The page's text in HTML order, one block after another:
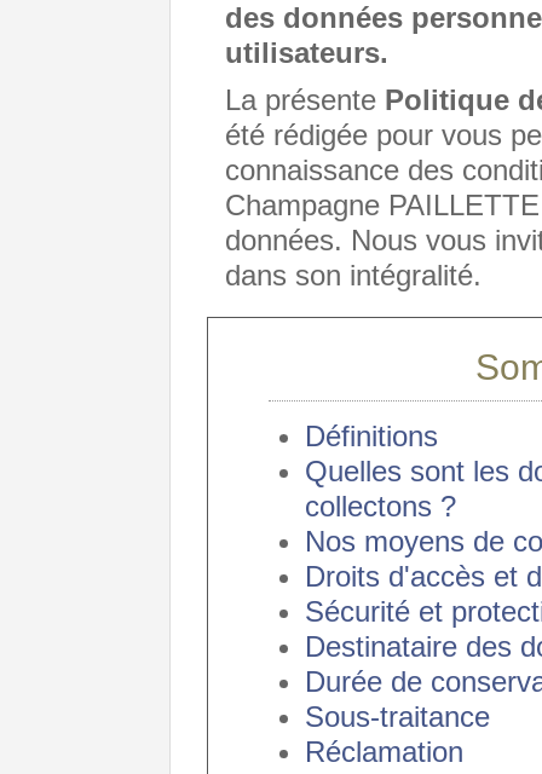
des données
utilisateurs.
La présente Politique
été rédigée pour vous
connaissance des
Champagne
données. Nous vous
dans son intégralité.
Définitions
Quelles sont les
collectons ?
Nos moyens de
Droits d'accès et
Sécurité et
Destinataire des
Durée de
Sous-traitance
Réclamation